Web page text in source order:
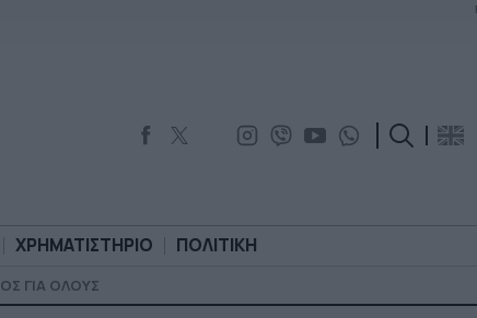
ΧΡΗΜΑΤΙΣΤΗΡΙΟ ΠΟΛΙΤΙΚΗ
ΓΙΑ ΟΛΟΥΣ